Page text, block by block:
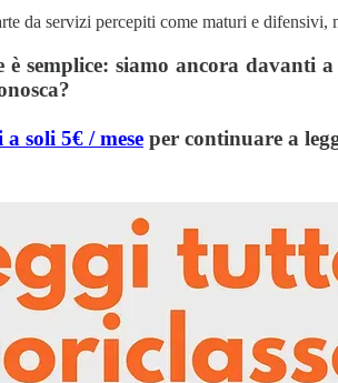
da servizi percepiti come maturi e
è semplice: siamo ancora
soli 5€ / mese per continuare a